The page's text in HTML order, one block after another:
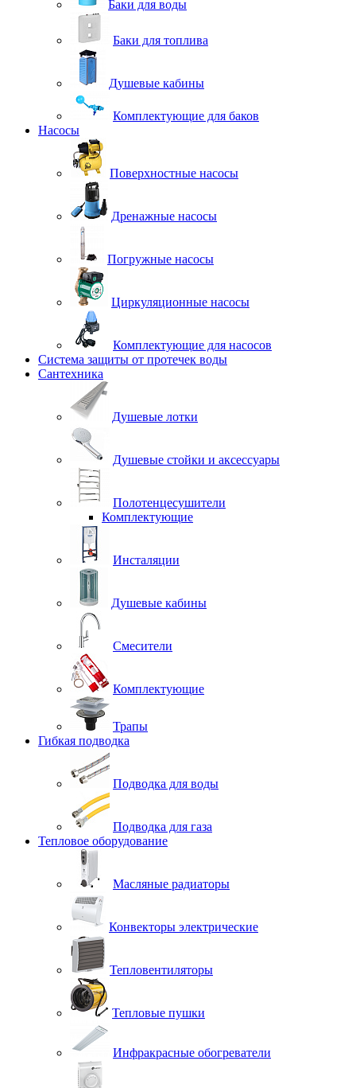
Баки для воды
Баки для топлива
Душевые кабины
Комплектующие для баков
Насосы
Поверхностные насосы
Дренажные насосы
Погружные насосы
Циркуляционные насосы
Комплектующие для насосов
Система защиты от протечек воды
Сантехника
Душевые лотки
Душевые стойки и аксессуары
Полотенцесушители
Комплектующие
Инсталяции
Душевые кабины
Смесители
Комплектующие
Трапы
Гибкая подводка
Подводка для воды
Подводка для газа
Тепловое оборудование
Масляные радиаторы
Конвекторы электрические
Тепловентиляторы
Тепловые пушки
Инфракрасные обогреватели